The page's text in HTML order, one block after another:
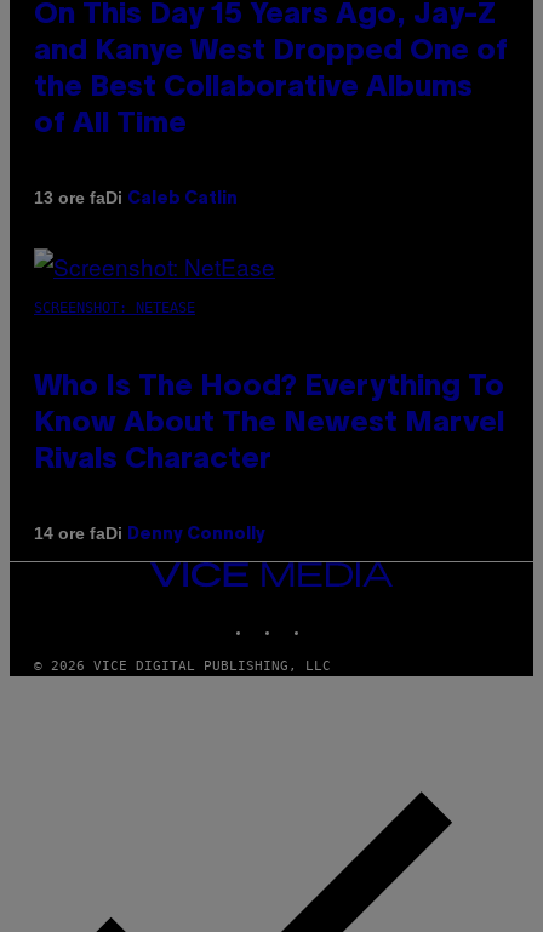
On This Day 15 Years Ago, Jay-Z
and Kanye West Dropped One of
the Best Collaborative Albums
of All Time
13 ore faDi Caleb Catlin
SCREENSHOT: NETEASE
Who Is The Hood? Everything To
Know About The Newest Marvel
Rivals Character
14 ore faDi Denny Connolly
VICE
MEDIA
© 2026 VICE DIGITAL PUBLISHING, LLC